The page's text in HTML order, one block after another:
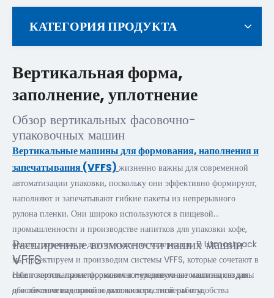
КАТЕГОРИЯ ПРОДУКТА
Вертикальная форма,
заполнение, уплотнение
Обзор вертикальных фасовочно-
упаковочных машин
Вертикальные машины для формования, наполнения и
запечатывания (VFFS) жизненно важны для современной
автоматизации упаковки, поскольку они эффективно формируют,
наполняют и запечатывают гибкие пакеты из непрерывного
рулона пленки. Они широко используются в пищевой
промышленности и производстве напитков для упаковки кофе,
орехов, порошков и других сыпучих материалов. В Utmostpack
мы проектируем и производим системы VFFS, которые сочетают в
себе точность проектирования и передовую автоматизацию для
обеспечения надежной и высокоскоростной работы.
Расширенные возможности наших машин
VFFS
Наши вертикальные формовочно-упаковочные машины созданы
для обеспечения производительности, гигиены и удобства